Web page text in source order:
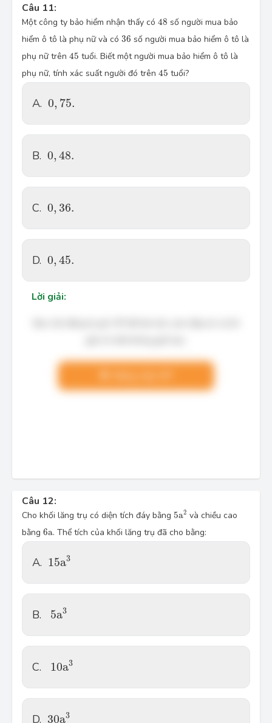
Câu 11:
Một công ty bảo hiểm nhận thấy có 48
48 số người mua bảo
hiểm ô tô là phụ nữ và có 36
36 số người mua bảo hiểm ô tô là
phụ nữ trên 45
45 tuổi. Biết một người mua bảo hiểm ô tô là
phụ nữ, tính xác suất người đó trên 45
45 tuổi?
A. 0, 75.
0 75.
B. 0, 48.
0 48.
C. 0, 36.
0 36.
D. 0, 45.
0 45.
Lời giải:
Câu 12:
Cho khối lăng trụ có diện tích đáy bằng 5a2
5 a2 và chiều cao
bằng 6a
6a. Thể tích của khối lăng trụ đã cho bằng:
A. 15a3
15 a3
B. 5a3
5 a3
C. 10a3
10 a3
D. 30a3
30 a3